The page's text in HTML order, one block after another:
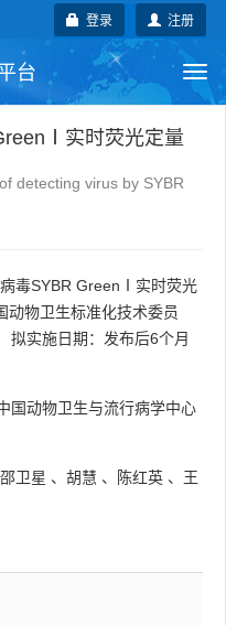
注册
登录
台
地方标准
国际标准
实时荧光定量
detecting virus by SYBR
毒SYBR GreenⅠ实时荧光
动物卫生标准化技术委员
拟实施日期：发布后6个月
国动物卫生与流行病学中心
邵卫星 、 胡慧 、 陈红英 、 王